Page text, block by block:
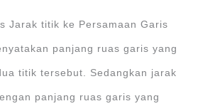
Jarak titik ke Persamaan Garis
panjang ruas garis yang
titik tersebut. Sedangkan jarak
panjang ruas garis yang